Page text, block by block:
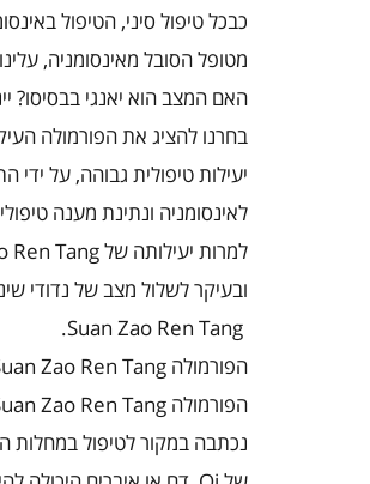
כבכל טיפול סיני, הטיפול
מטופל הסובל מאינסומניה,
האם המצב הוא יאנגי בבסיסו?
בחרנו להציג את הפורמולה
יעילות טיפולית גבוהה, על ידי
לאינסומניה ונתינת מענה
למרות יעילותה שלRen Tang
ובעיקר לשלול מצב של נדודי
Suan Zao Ren Tang
.
הפורמולה Zao Ren Tang
הפורמולה Zao Ren Tang
נכתבה במקור לטיפול במחלות